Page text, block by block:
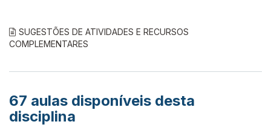
SUGESTÕES DE ATIVIDADES E RECURSOS
COMPLEMENTARES
67 aulas disponíveis desta
disciplina